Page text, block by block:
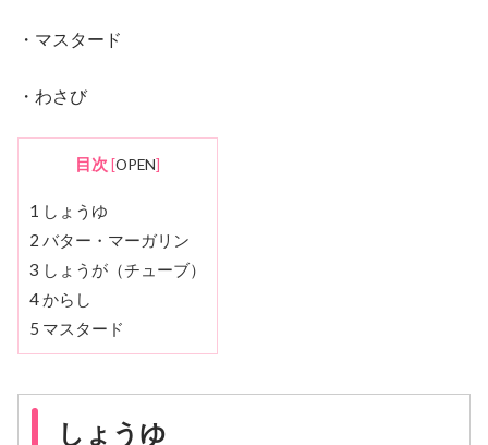
・マスタード
・わさび
目次 [OPEN]
1 しょうゆ
2 バター・マーガリン
3 しょうが（チューブ）
4からし
5 マスタード
しょうゆ